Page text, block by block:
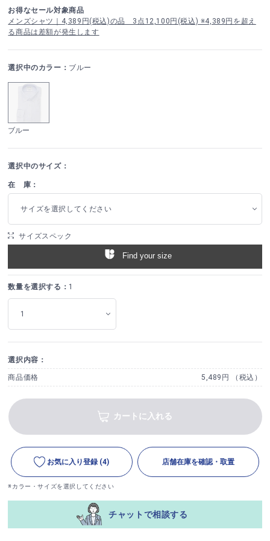
お得なセール対象商品
メンズシャツ｜4,389円(税込)の品 3点12,100円(税込) ※4,389円を超え
る商品は差額が発生します
選択中のカラー： ブルー
ブルー
選択中のサイズ：
在 庫：
サイズを選択してください
サイズスペック
Find your size
数量を選択する： 1
選択内容：
商品価格 5,489円 （税込）
カートに入れる
お気に入り登録 (4) 店舗在庫を確認・取置
※カラー・サイズを選択してください
チャットで相談する